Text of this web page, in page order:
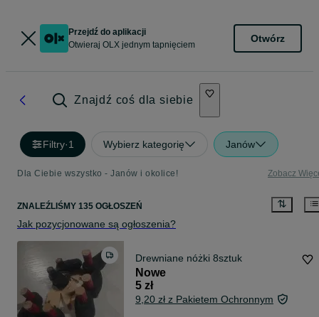
Przejdź do aplikacji
Otwieraj OLX jednym tapnięciem
Otwórz
Znajdź coś dla siebie
Filtry·1 Wybierz kategorię Janów
Dla Ciebie wszystko - Janów i okolice! Zobacz
ZNALEŹLIŚMY 135 OGŁOSZEŃ
Jak pozycjonowane są ogłoszenia?
Drewniane nóżki 8sztuk
Nowe
5 zł
9,20 zł z Pakietem Ochronnym